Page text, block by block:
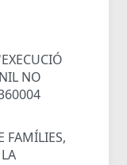
NO
FAMÍLIES,